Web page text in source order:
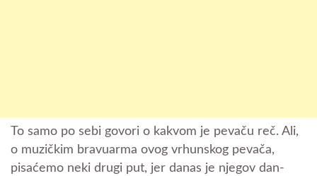
To samo po sebi govori o kakvom je pevaču reč. Ali,
o muzičkim bravuarma ovog vrhunskog pevača,
pisaćemo neki drugi put, jer danas je njegov dan-